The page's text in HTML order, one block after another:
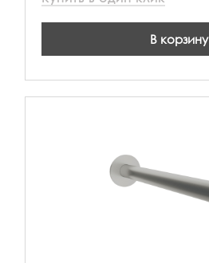
В корзину